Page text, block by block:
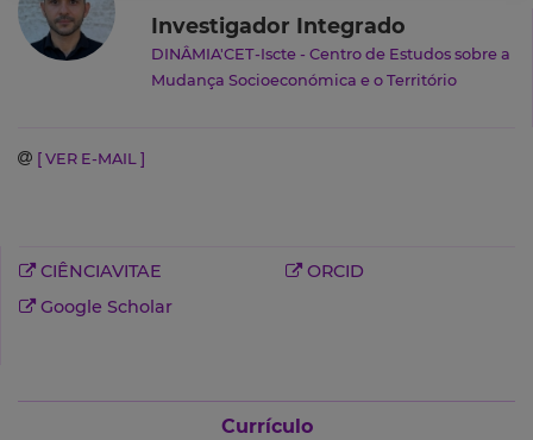
Investigador Integrado
DINÂMIA'CET-Iscte - Centro de Estudos sobre a
Mudança Socioeconómica e o Território
[ VER E-MAIL ]
CIÊNCIAVITAE
ORCID
Google Scholar
Currículo